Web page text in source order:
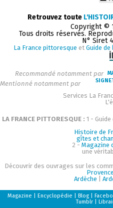
Retrouvez toute
Copyright ©
Tous droits réservés.
N° Siret
La France pittoresque et Guide
Recommandé notamment par
Mentionné notamment par
Services La
LA FRANCE PITTORESQUE : 1 -
Histoire de
gîtes et
2 - Magazine
une
Découvrir des ouvrages sur les
Provence
Ardèche |
Magazine |Encyclopédie |Blog |
Tumblr |